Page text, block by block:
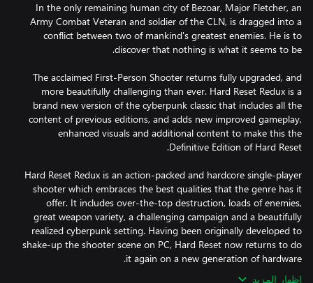
In the only remaining human city of Bezoar, Major Fletcher, an
Army Combat Veteran and soldier of the CLN, is dragged into a
conflict between two of mankind's greatest enemies. He is to
The acclaimed First-Person Shooter returns fully upgraded, and
more beautifully challenging than ever. Hard Reset Redux is a
brand new version of the cyberpunk classic that includes all the
content of previous editions, and adds new improved gameplay,
enhanced visuals and additional content to make this the
Hard Reset Redux is an action-packed and hardcore single-player
shooter which embraces the best qualities that the genre has it
offer. It includes over-the-top destruction, loads of enemies,
great weapon variety, a challenging campaign and a beautifully
realized cyberpunk setting. Having been originally developed to
shake-up the shooter scene on PC, Hard Reset now returns to do
it again on a new generation of hardware.
إظهار المزيد